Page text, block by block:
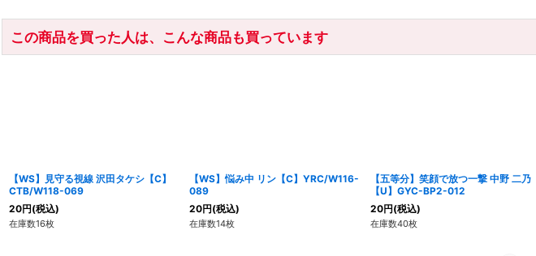
この商品を買った人は、こんな商品も買っています
【WS】見守る視線 沢田タケシ【C】
CTB/W118-069
20円(税込)
在庫数16枚
【WS】悩み中 リン【C】YRC/W116-
089
20円(税込)
在庫数14枚
【五等分】笑顔で放つ一撃 中野 二乃
【U】GYC-BP2-012
20円(税込)
在庫数40枚